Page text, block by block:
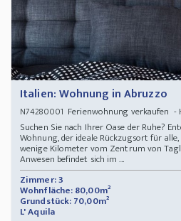
Italien: Wohnung in Abruzzo
N74280001 Ferienwohnung verkaufen -
Suchen Sie nach Ihrer Oase der Ruhe?
Wohnung, der ideale Rückzugsort für
wenige Kilometer vom Zentrum von
Anwesen befindet sich im ...
Zimmer: 3
Wohnfläche: 80,00m²
Grundstück: 70,00m²
L' Aquila